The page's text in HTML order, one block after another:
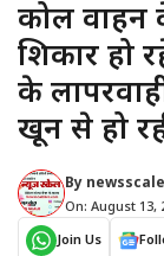
कोल वाहन
शिकार हो
के
खून से हो
By newsscale
On: August 13,
Join Us